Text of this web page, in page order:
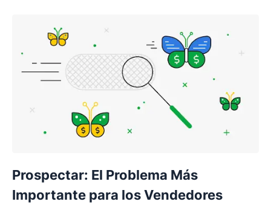
Prospectar: El Problema Más
Importante para los Vendedores